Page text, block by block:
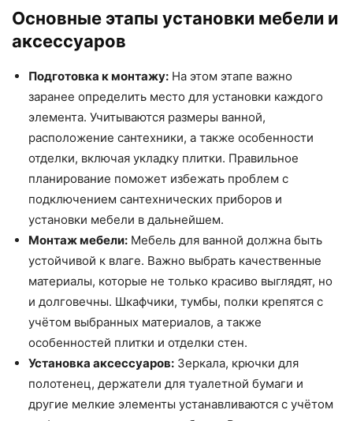
Основные этапы установки мебели и
аксессуаров
Подготовка к монтажу: На этом этапе важно
заранее определить место для установки каждого
элемента. Учитываются размеры ванной,
расположение сантехники, а также особенности
отделки, включая укладку плитки. Правильное
планирование поможет избежать проблем с
подключением сантехнических приборов и
установки мебели в дальнейшем.
Монтаж мебели: Мебель для ванной должна быть
устойчивой к влаге. Важно выбрать качественные
материалы, которые не только красиво выглядят, но
и долговечны. Шкафчики, тумбы, полки крепятся с
учётом выбранных материалов, а также
особенностей плитки и отделки стен.
Установка аксессуаров: Зеркала, крючки для
полотенец, держатели для туалетной бумаги и
другие мелкие элементы устанавливаются с учётом